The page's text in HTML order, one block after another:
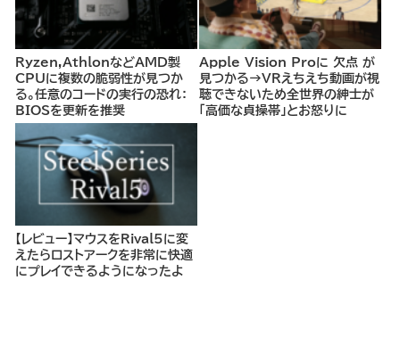
Ryzen,AthlonなどAMD製
CPUに複数の脆弱性が見つか
る。任意のコードの実行の恐れ：
BIOSを更新を推奨
Apple Vision Proに 欠点 が
見つかる→VRえちえち動画が視
聴できないため全世界の紳士が
「高価な貞操帯」とお怒りに
【レビュー】マウスをRival5に変
えたらロストアークを非常に快適
にプレイできるようになったよ